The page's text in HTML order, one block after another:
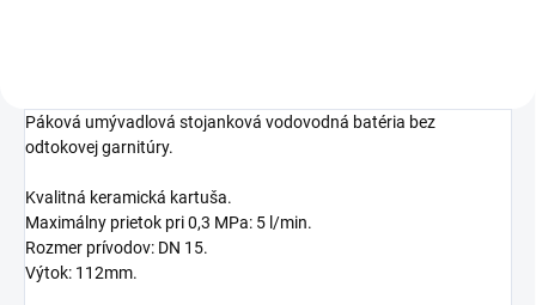
Páková umývadlová stojanková vodovodná batéria bez
odtokovej garnitúry.
Kvalitná keramická kartuša.
Maximálny prietok pri 0,3 MPa: 5 l/min.
Rozmer prívodov: DN 15.
Výtok: 112mm.